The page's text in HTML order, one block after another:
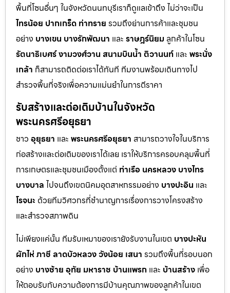
พื้นที่โซนอื่นๆ ในจังหวัดนนทบุรีเราก็ดูแลเข้าถึง ไม่ว่าจะเป็น
ไทรน้อย ปากเกร็ด ท่าทราย รวมถึงย่านการค้าและชุมชน
อย่าง บางเขน บางรักพัฒนา และ ราษฎร์นิยม ลูกค้าในโซน
รัตนาธิเบศร์งามวงศ์วาน สนามบินน้ำ ติวานนท์ และ พระนั่ง
เกล้า ก็สามารถติดต่อเราได้ทันที ทีมงานพร้อมเดินทางไป
สำรวจพื้นที่จริงเพื่อความแม่นยำในการตีราคา
รับสร้างและต่อเติมบ้านในจังหวัด
พระนครศรีอยุธยา
ชาว อุยุธยา และ พระนครศรีอยุธยา สามารถวางใจในบริการ
ก่อสร้างและต่อเติมของเราได้เลย เราให้บริการครอบคลุมพื้นที่
การเกษตรและชุมชนเมืองตั้งแต่ ท่าเรือ นครหลวง บางไทร
บางบาล ไปจนถึงเขตนิคมอุตสาหกรรมอย่าง บางปะอิน และ
โรจนะ ด้วยทีมวิศวกรที่ชำนาญการเรื่องการวางโครงสร้าง
และสำรวจสภาพดิน
ไม่เพียงแค่นั้น ทีมรับเหมาของเรายังรับงานในเขต บางปะหัน
ผักไห่ภาชี ลาดบัวหลวงวังน้อย เสนา รวมถึงพื้นที่รอบนอก
อย่าง บางซ้าย อุทัย มหาราช บ้านแพรก และ บ้านสร้าง เพื่อ
ให้ตอบรับกับความต้องการมีบ้านคุณภาพของลูกค้าในเขต